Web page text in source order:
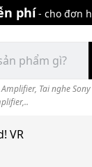
phí- cho đơn
, Tai nghe
VR